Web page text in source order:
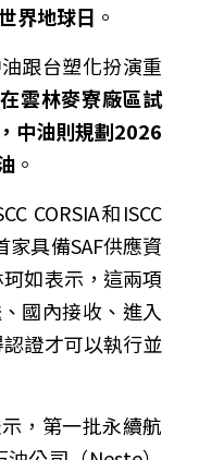
界地球日 。
跟台塑化扮演重
雲林麥寮廠區試
中油則規劃2026
。
CORSIA和ISCC
家具備SAF供應資
如表示，這兩項
國內接收、進入
證才可以執行並
，第一批永續航